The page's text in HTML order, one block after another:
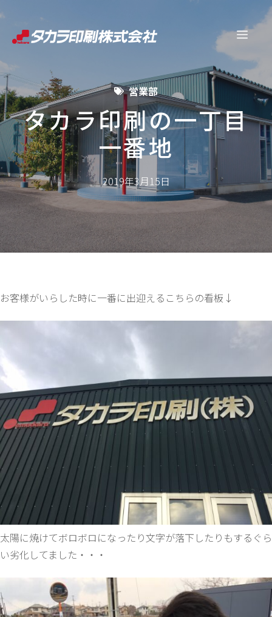
ン
ツ
へ
ス
キ
ッ
プ
メ
ニ
ュ
営業部
タカラ印刷の一丁目
一番地
2019年3月15日
お客様がいらした時に一番に出迎えるこちらの看板↓
太陽に焼けてボロボロになったり文字が落下したりもするぐら
い劣化してました・・・